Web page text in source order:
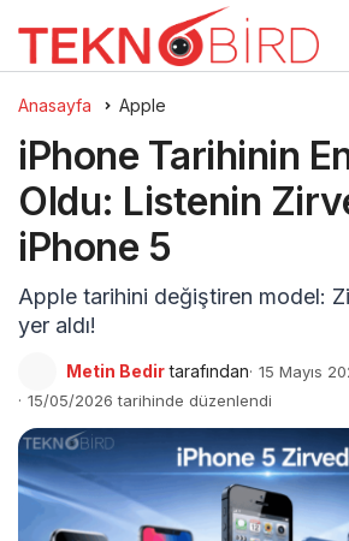
Anasayfa Apple
iPhone Tarihinin
Oldu: Listenin
iPhone 5
Apple tarihini değiştiren model:
yer aldı!
Metin Bedir tarafından 15 Mayıs
15/05/2026 tarihinde düzenlendi